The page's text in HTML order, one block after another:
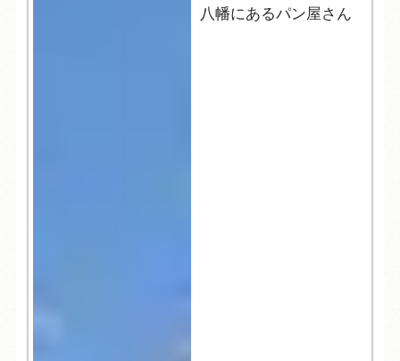
八幡にあるパン屋さん